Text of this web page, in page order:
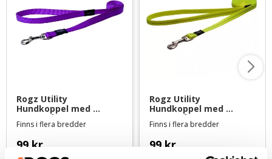
Rogz Utility
Hundkoppel med
reflextråd 180 cm - Lila
Finns i flera bredder
99 kr
Rogz Utility
Hundkoppel med
reflextråd 180 cm - Gul
Finns i flera bredder
99 kr